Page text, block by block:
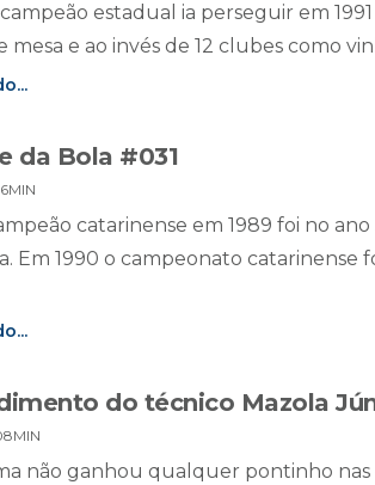
estadual ia perseguir em
mesa e ao invés de 12 clubes como
da Bola #031
catarinense em 1989 foi no
Em 1990 o campeonato catarinense
do técnico Mazola
não ganhou qualquer pontinho nas